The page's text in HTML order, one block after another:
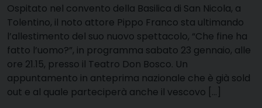
Ospitato nel convento della Basilica di San Nicola, a
Tolentino, il noto attore Pippo Franco sta ultimando
l’allestimento del suo nuovo spettacolo, “Che fine ha
fatto l’uomo?”, in programma sabato 23 gennaio, alle
ore 21.15, presso il Teatro Don Bosco. Un
appuntamento in anteprima nazionale che è già sold
out e al quale parteciperà anche il vescovo […]